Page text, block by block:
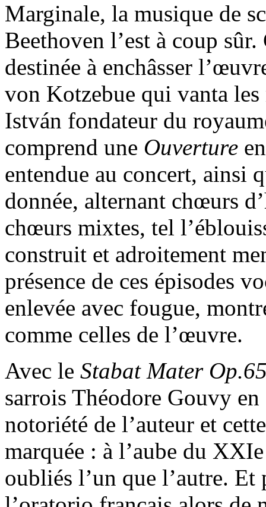
Marginale, la musique de
Beethoven l’est à coup
destinée à enchâsser
von Kotzebue qui vanta
István fondateur du
comprend une Ouverture
entendue au concert, ainsi
donnée, alternant chœurs
chœurs mixtes, tel
construit et adroitement
présence de ces épisodes
enlevée avec fougue,
comme celles de l’œuvre.
Avec le Stabat Mater
sarrois Théodore Gouvy
notoriété de l’auteur et
marquée : à l’aube du
oubliés l’un que l’autre.